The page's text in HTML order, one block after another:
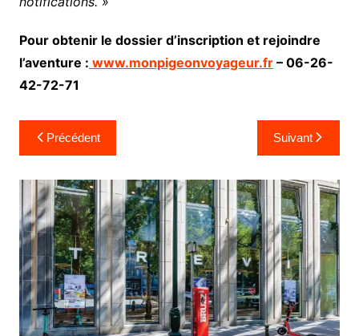
Pour obtenir le dossier d’inscription et rejoindre
l’aventure : www.monpigeonvoyageur.fr– 06-26-
42-72-71
Navigation
de
l’article
Précédent Suivant